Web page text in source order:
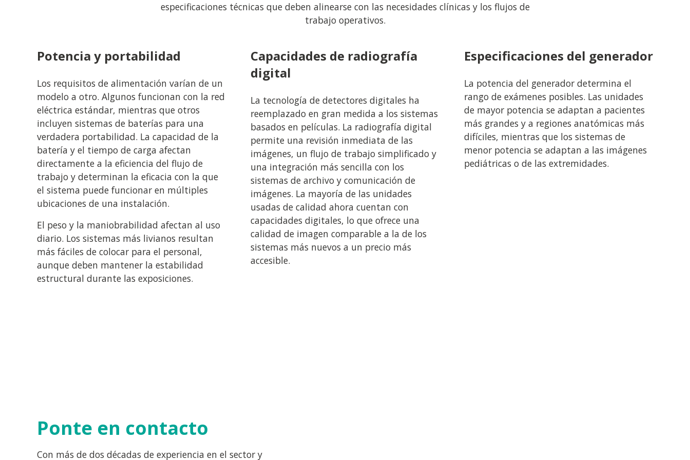
especificaciones técnicas que deben alinearse con las necesidades clínicas y los flujos de
trabajo operativos.
Potencia y portabilidad
Los requisitos de alimentación varían de un
modelo a otro. Algunos funcionan con la red
eléctrica estándar, mientras que otros
incluyen sistemas de baterías para una
verdadera portabilidad. La capacidad de la
batería y el tiempo de carga afectan
directamente a la eficiencia del flujo de
trabajo y determinan la eficacia con la que
el sistema puede funcionar en múltiples
ubicaciones de una instalación.
El peso y la maniobrabilidad afectan al uso
diario. Los sistemas más livianos resultan
más fáciles de colocar para el personal,
aunque deben mantener la estabilidad
estructural durante las exposiciones.
Capacidades de radiografía
digital
La tecnología de detectores digitales ha
reemplazado en gran medida a los sistemas
basados en películas. La radiografía digital
permite una revisión inmediata de las
imágenes, un flujo de trabajo simplificado y
una integración más sencilla con los
sistemas de archivo y comunicación de
imágenes. La mayoría de las unidades
usadas de calidad ahora cuentan con
capacidades digitales, lo que ofrece una
calidad de imagen comparable a la de los
sistemas más nuevos a un precio más
accesible.
Especificaciones del generador
La potencia del generador determina el
rango de exámenes posibles. Las unidades
de mayor potencia se adaptan a pacientes
más grandes y a regiones anatómicas más
difíciles, mientras que los sistemas de
menor potencia se adaptan a las imágenes
pediátricas o de las extremidades.
Ponte en contacto
Con más de dos décadas de experiencia en el sector y